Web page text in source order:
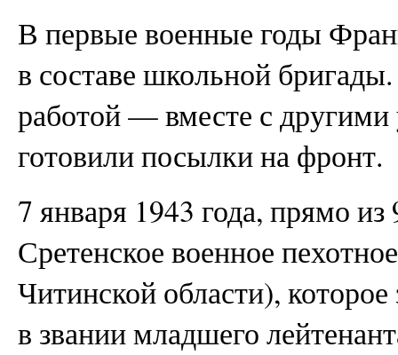
В первые военные годы
в составе школьной
работой — вместе с
готовили посылки на фронт.
7 января 1943 года, прямо
Сретенское военное
Читинской области),
в звании младшего